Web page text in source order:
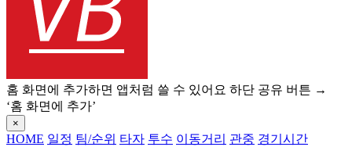
홈 화면에 추가하면 앱처럼 쓸 수 있어요 하단 공유 버튼 →
‘홈 화면에 추가’
×
HOME 일정 팀/순위 타자 투수 이동거리 관중 경기시간